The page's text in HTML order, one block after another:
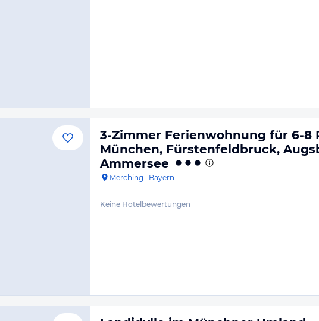
3-Zimmer Ferienwohnung für 6-8
München, Fürstenfeldbruck,
Ammersee
Merching · Bayern
Keine Hotelbewertungen